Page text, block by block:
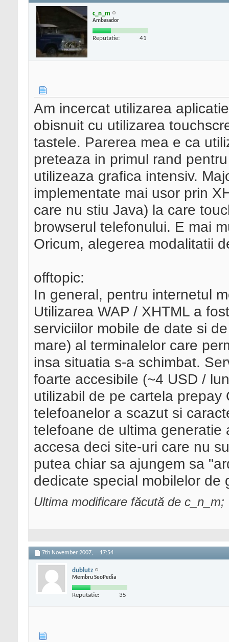
c_n_m
Ambasador
Reputatie: 41
Am incercat utilizarea
obisnuit cu utilizarea
tastele. Parerea mea e ca
preteaza in primul rand
utilizeaza grafica intensiv.
implementate mai usor prin
care nu stiu Java) la care
browserul telefonului. E mai
Oricum, alegerea modalitatii
offtopic:
In general, pentru internetul
Utilizarea WAP / XHTML a
serviciilor mobile de date si
mare) al terminalelor care
insa situatia s-a schimbat.
foarte accesibile (~4 USD /
utilizabil de pe cartela
telefoanelor a scazut si
telefoane de ultima generatie
accesa deci site-uri care nu
putea chiar sa ajungem sa
dedicate special mobilelor de
Ultima modificare făcută de
7th November 2007, 17:54
dublutz
Membru SeoPedia
Reputatie: 35